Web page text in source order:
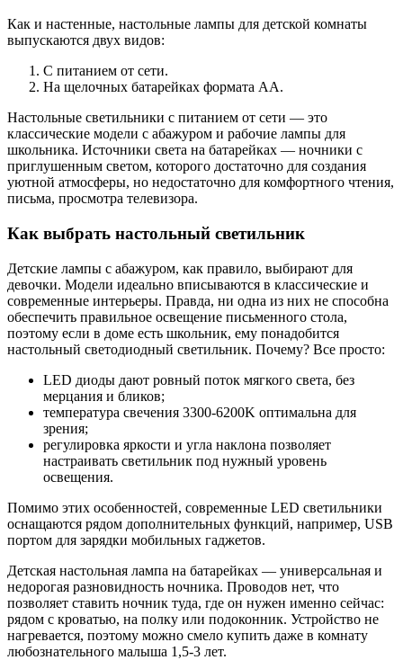
Как и настенные, настольные лампы для детской комнаты
выпускаются двух видов:
С питанием от сети.
На щелочных батарейках формата AA.
Настольные светильники с питанием от сети — это
классические модели с абажуром и рабочие лампы для
школьника. Источники света на батарейках — ночники с
приглушенным светом, которого достаточно для создания
уютной атмосферы, но недостаточно для комфортного чтения,
письма, просмотра телевизора.
Как выбрать настольный светильник
Детские лампы с абажуром, как правило, выбирают для
девочки. Модели идеально вписываются в классические и
современные интерьеры. Правда, ни одна из них не способна
обеспечить правильное освещение письменного стола,
поэтому если в доме есть школьник, ему понадобится
настольный светодиодный светильник. Почему? Все просто:
LED диоды дают ровный поток мягкого света, без
мерцания и бликов;
температура свечения 3300-6200K оптимальна для
зрения;
регулировка яркости и угла наклона позволяет
настраивать светильник под нужный уровень
освещения.
Помимо этих особенностей, современные LED светильники
оснащаются рядом дополнительных функций, например, USB
портом для зарядки мобильных гаджетов.
Детская настольная лампа на батарейках — универсальная и
недорогая разновидность ночника. Проводов нет, что
позволяет ставить ночник туда, где он нужен именно сейчас:
рядом с кроватью, на полку или подоконник. Устройство не
нагревается, поэтому можно смело купить даже в комнату
любознательного малыша 1,5-3 лет.